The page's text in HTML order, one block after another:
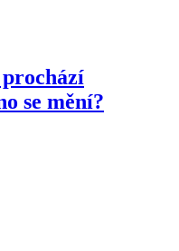
se mění?